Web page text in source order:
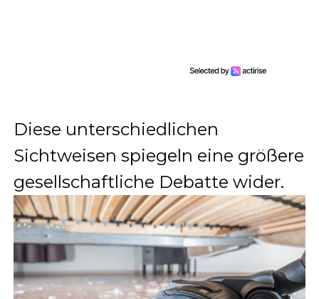
Diese unterschiedlichen
Sichtweisen spiegeln eine größere
gesellschaftliche Debatte wider.